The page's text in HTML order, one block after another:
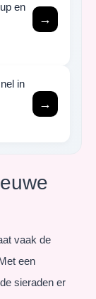
en
→
in
→
vaak de
een
sieraden er